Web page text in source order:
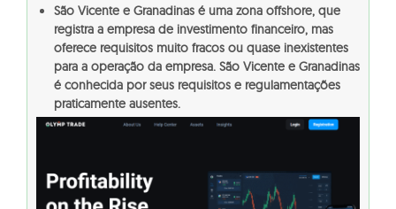
São Vicente e Granadinas é uma zona offshore, que
registra a empresa de investimento financeiro, mas
oferece requisitos muito fracos ou quase inexistentes
para a operação da empresa. São Vicente e Granadinas
é conhecida por seus requisitos e regulamentações
praticamente ausentes.